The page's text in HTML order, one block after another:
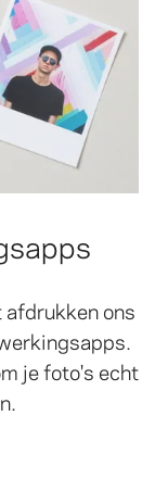
ons
je foto's echt